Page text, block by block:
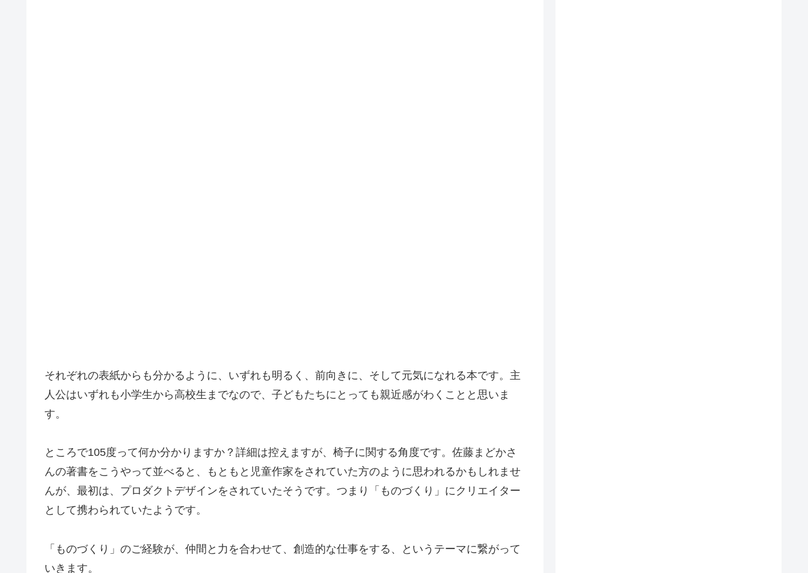
それぞれの表紙からも分かるように、いずれも明るく、前向きに、そして元気になれる本です。主
人公はいずれも小学生から高校生までなので、子どもたちにとっても親近感がわくことと思いま
す。
ところで105度って何か分かりますか？詳細は控えますが、椅子に関する角度です。佐藤まどかさ
んの著書をこうやって並べると、もともと児童作家をされていた方のように思われるかもしれませ
んが、最初は、プロダクトデザインをされていたそうです。つまり「ものづくり」にクリエイター
として携わられていたようです。
「ものづくり」のご経験が、仲間と力を合わせて、創造的な仕事をする、というテーマに繋がって
いきます。